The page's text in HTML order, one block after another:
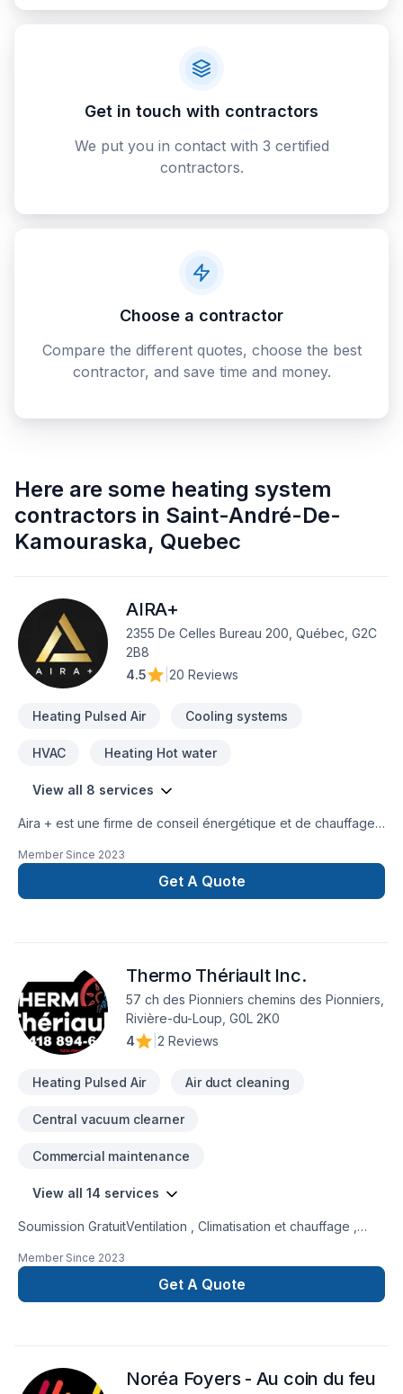
Get in touch with contractors
We put you in contact with 3 certified
contractors.
Choose a contractor
Compare the different quotes, choose the best
contractor, and save time and money.
Here are some heating system
contractors in Saint-André-De-
Kamouraska, Quebec
AIRA+
2355 De Celles Bureau 200, Québec, G2C
2B8
4.5
20 Reviews
Heating Pulsed Air Cooling systems
HVAC Heating Hot water
View all 8 services
Aira + est une firme de conseil énergétique et de chauffage /
dans leurs démarches visant à optimiser le rendement
énergétique de leur habitation, nous souhaitons offrir le
meilleur à nos clients. Voilà pourquoi nous misons sur une
prennent en considération les attentes de chaque client en
matière de confort pour mener à terme leur projet.
Member Since 2023
Get A Quote
Thermo Thériault Inc.
57 ch des Pionniers chemins des Pionniers,
Rivière-du-Loup, G0L 2K0
4
2 Reviews
Heating Pulsed Air Air duct cleaning
Central vacuum clearner
Commercial maintenance
View all 14 services
Soumission GratuitVentilation , Climatisation et chauffage ,
des domaine .Vente et installation Thermopompe mural et
centraleVente et installation échangeur d'airVente et
installation aspirateur central Nettoyage de conduit de
Member Since 2023
Get A Quote
Noréa Foyers - Au coin du feu